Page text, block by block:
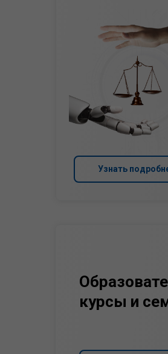
курсы и
Узнать